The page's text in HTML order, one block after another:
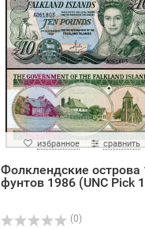
избранное сравнить
Фолклендские острова
фунтов 1986 (UNC Pick
(0)